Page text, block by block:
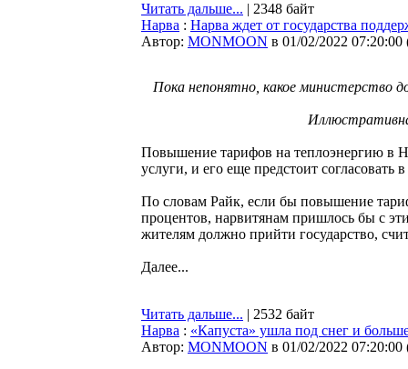
Читать дальше... | 2348 байт
Нарва : Нарва ждет от государства
Автор: MONMOON в 01/02/2022 07:20:00
Пока непонятно, какое министерство
Повышение тарифов на теплоэнергию в
услуги, и его еще предстоит
По словам Райк, если бы повышение
процентов, нарвитянам пришлось бы с
жителям должно прийти государство,
Далее...
Читать дальше... | 2532 байт
Нарва : «Капуста» ушла под снег и
Автор: MONMOON в 01/02/2022 07:20:00